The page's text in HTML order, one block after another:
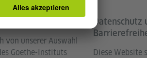
von unserer Auswahl
Goethe-Instituts
Datenschutz
Diese Website